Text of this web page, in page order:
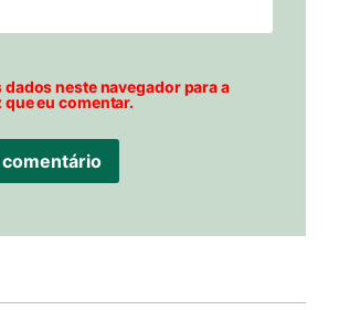
dados neste navegador para a
eu comentar.